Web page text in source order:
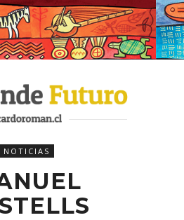
NOTICIAS